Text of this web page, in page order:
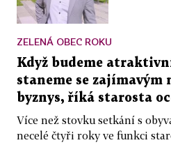
ZELENÁ OBEC ROKU
Když budeme
staneme se zajímavým
byznys, říká starosta
Více než stovku setkání s
necelé čtyři roky ve funkci